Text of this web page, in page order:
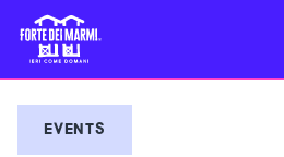
EVENTS